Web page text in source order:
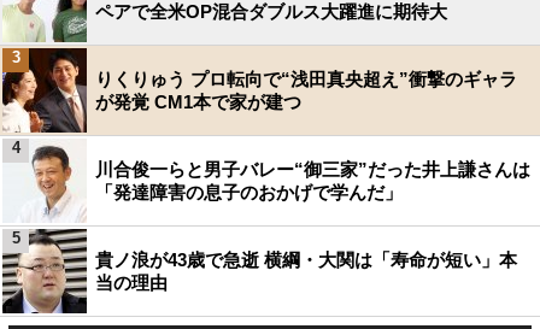
ペアで全米OP混合ダブルス大躍進に期待大
りくりゅう プロ転向で“浅田真央超え”衝撃のギャラ
が発覚 CM1本で家が建つ
3
川合俊一らと男子バレー“御三家”だった井上謙さんは
「発達障害の息子のおかげで学んだ」
4
貴ノ浪が43歳で急逝 横綱・大関は「寿命が短い」本
当の理由
5